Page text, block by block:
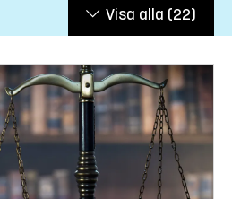
Visa alla (22)